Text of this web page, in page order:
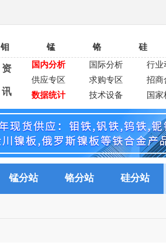
钼 锰 铬 硅
资
讯
国内分析 国际分析 行业
供应专区
求购专区 招商
数据统计
技术设备 国家
锰分站 铬分站 硅分站